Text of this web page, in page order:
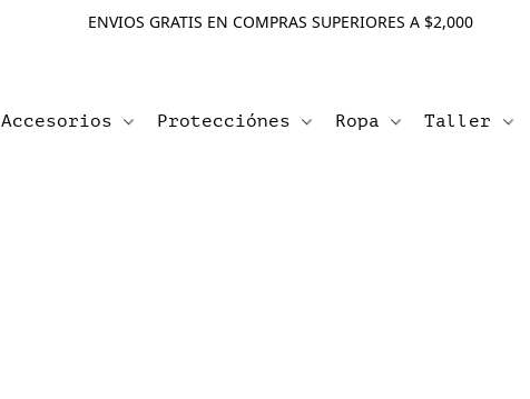
ENVIOS GRATIS EN COMPRAS SUPERIORES A $2,000
Accesorios Protecciónes Ropa Taller